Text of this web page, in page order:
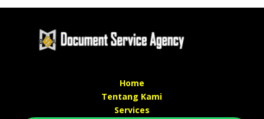
Home
Tentang Kami
Services